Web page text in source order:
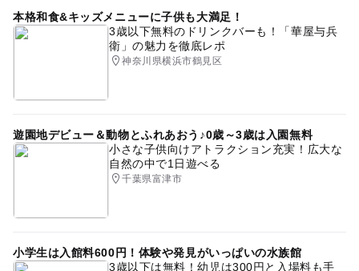
本格和食&キッズメニューに子供も大満足！
3歳以下無料のドリンクバーも！「華屋与兵
衛」の魅力を徹底レポ
神奈川県横浜市鶴見区
遊園地デビュー＆動物とふれあおう♪0歳～3歳は入園無料
小さな子供向けアトラクション充実！広大な
自然の中で1日遊べる
千葉県富津市
小学生は入館料600円！体験や発見がいっぱいの水族館
3歳以下は無料！幼児は300円と入場料も手